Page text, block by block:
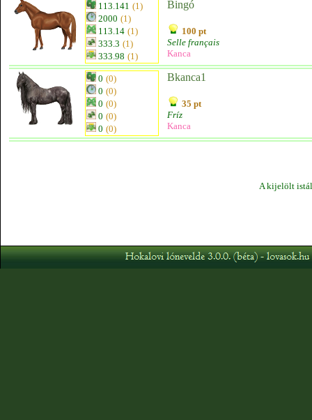
113.141 (1)
2000 (1)
113.14 (1)
333.3 (1)
333.98 (1)
Bingó
100 pt
Selle français
Kanca
0 (0)
0 (0)
0 (0)
0 (0)
0 (0)
Bkanca1
35 pt
Fríz
Kanca
A kijelölt